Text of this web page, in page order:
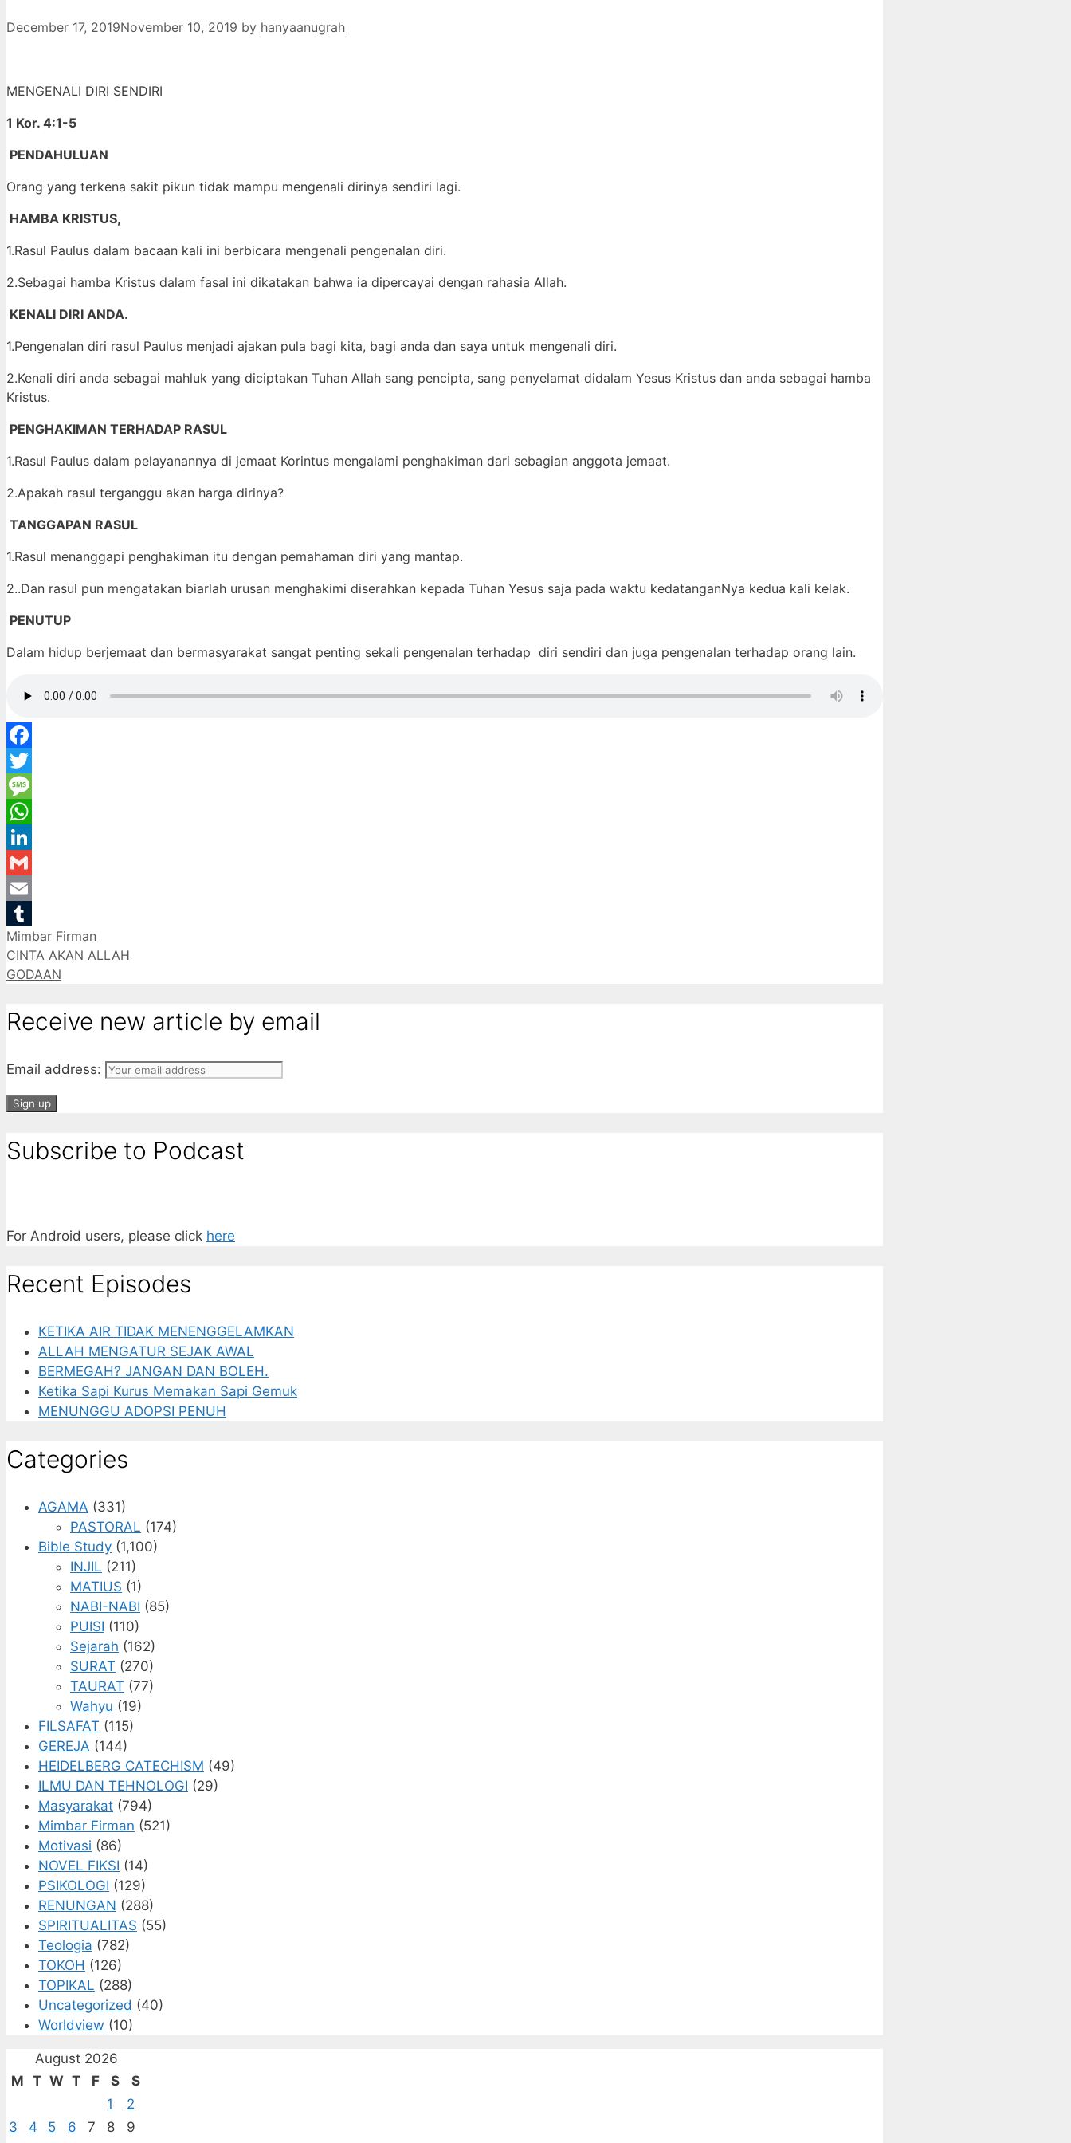
December 17, 2019November 10, 2019 by hanyaanugrah
MENGENALI DIRI SENDIRI
1 Kor. 4:1-5
PENDAHULUAN
Orang yang terkena sakit pikun tidak mampu mengenali dirinya sendiri lagi.
HAMBA KRISTUS,
1.Rasul Paulus dalam bacaan kali ini berbicara mengenali pengenalan diri.
2.Sebagai hamba Kristus dalam fasal ini dikatakan bahwa ia dipercayai dengan rahasia Allah.
KENALI DIRI ANDA.
1.Pengenalan diri rasul Paulus menjadi ajakan pula bagi kita, bagi anda dan saya untuk mengenali diri.
2.Kenali diri anda sebagai mahluk yang diciptakan Tuhan Allah sang pencipta, sang penyelamat didalam Yesus Kristus dan anda sebagai hamba
Kristus.
PENGHAKIMAN TERHADAP RASUL
1.Rasul Paulus dalam pelayanannya di jemaat Korintus mengalami penghakiman dari sebagian anggota jemaat.
2.Apakah rasul terganggu akan harga dirinya?
TANGGAPAN RASUL
1.Rasul menanggapi penghakiman itu dengan pemahaman diri yang mantap.
2..Dan rasul pun mengatakan biarlah urusan menghakimi diserahkan kepada Tuhan Yesus saja pada waktu kedatanganNya kedua kali kelak.
PENUTUP
Dalam hidup berjemaat dan bermasyarakat sangat penting sekali pengenalan terhadap diri sendiri dan juga pengenalan terhadap orang lain.
Facebook
Twitter
Message
WhatsApp
LinkedIn
Gmail
Email
Tumblr
Categories
Mimbar Firman
CINTA AKAN ALLAH
GODAAN
Receive new article by email
Email address:
Subscribe to Podcast
For Android users, please click here
Recent Episodes
KETIKA AIR TIDAK MENENGGELAMKAN
ALLAH MENGATUR SEJAK AWAL
BERMEGAH? JANGAN DAN BOLEH.
Ketika Sapi Kurus Memakan Sapi Gemuk
MENUNGGU ADOPSI PENUH
Categories
AGAMA (331)
PASTORAL (174)
Bible Study (1,100)
INJIL (211)
MATIUS (1)
NABI-NABI (85)
PUISI (110)
Sejarah (162)
SURAT (270)
TAURAT (77)
Wahyu (19)
FILSAFAT (115)
GEREJA (144)
HEIDELBERG CATECHISM (49)
ILMU DAN TEHNOLOGI (29)
Masyarakat (794)
Mimbar Firman (521)
Motivasi (86)
NOVEL FIKSI (14)
PSIKOLOGI (129)
RENUNGAN (288)
SPIRITUALITAS (55)
Teologia (782)
TOKOH (126)
TOPIKAL (288)
Uncategorized (40)
Worldview (10)
August 2026
M T W T F S
S
1
2
3
4 5 6 7 8
9